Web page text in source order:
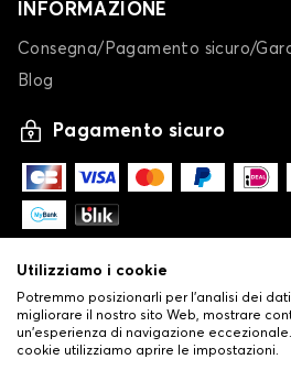
INFORMAZIONE
Consegna/Pagamento sicuro/
Blog
Pagamento sicuro
Utilizziamo i cookie
Potremmo posizionarli per l'analisi dei
migliorare il nostro sito Web, mostrare
un'esperienza di navigazione
cookie utilizziamo aprire le impostazioni.